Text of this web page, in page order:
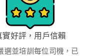
實好評，用戶信賴
選並培訓每位司機，已